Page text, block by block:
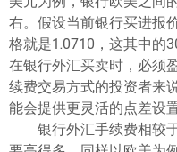
右。假设当前银行买进报
格就是1.0710，这其中的
在银行外汇买卖时，必须
续费交易方式的投资者来
能会提供更灵活的点差设置
银行外汇手续费相较